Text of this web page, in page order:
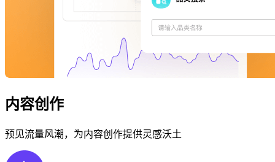
内容创作
预见流量风潮，为内容创作提供灵感沃土